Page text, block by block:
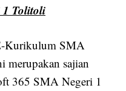
Tolitoli
Kurikulum SMA
sajian
365 SMA Negeri 1